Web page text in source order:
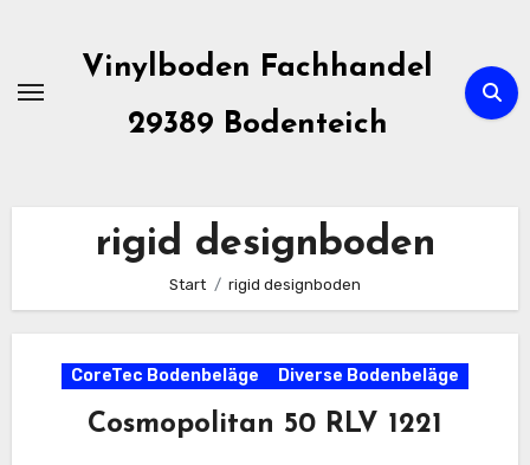
springen
Vinylboden Fachhandel
29389 Bodenteich
rigid designboden
Start rigid designboden
CoreTec Bodenbeläge Diverse Bodenbeläge
Cosmopolitan 50 RLV 1221